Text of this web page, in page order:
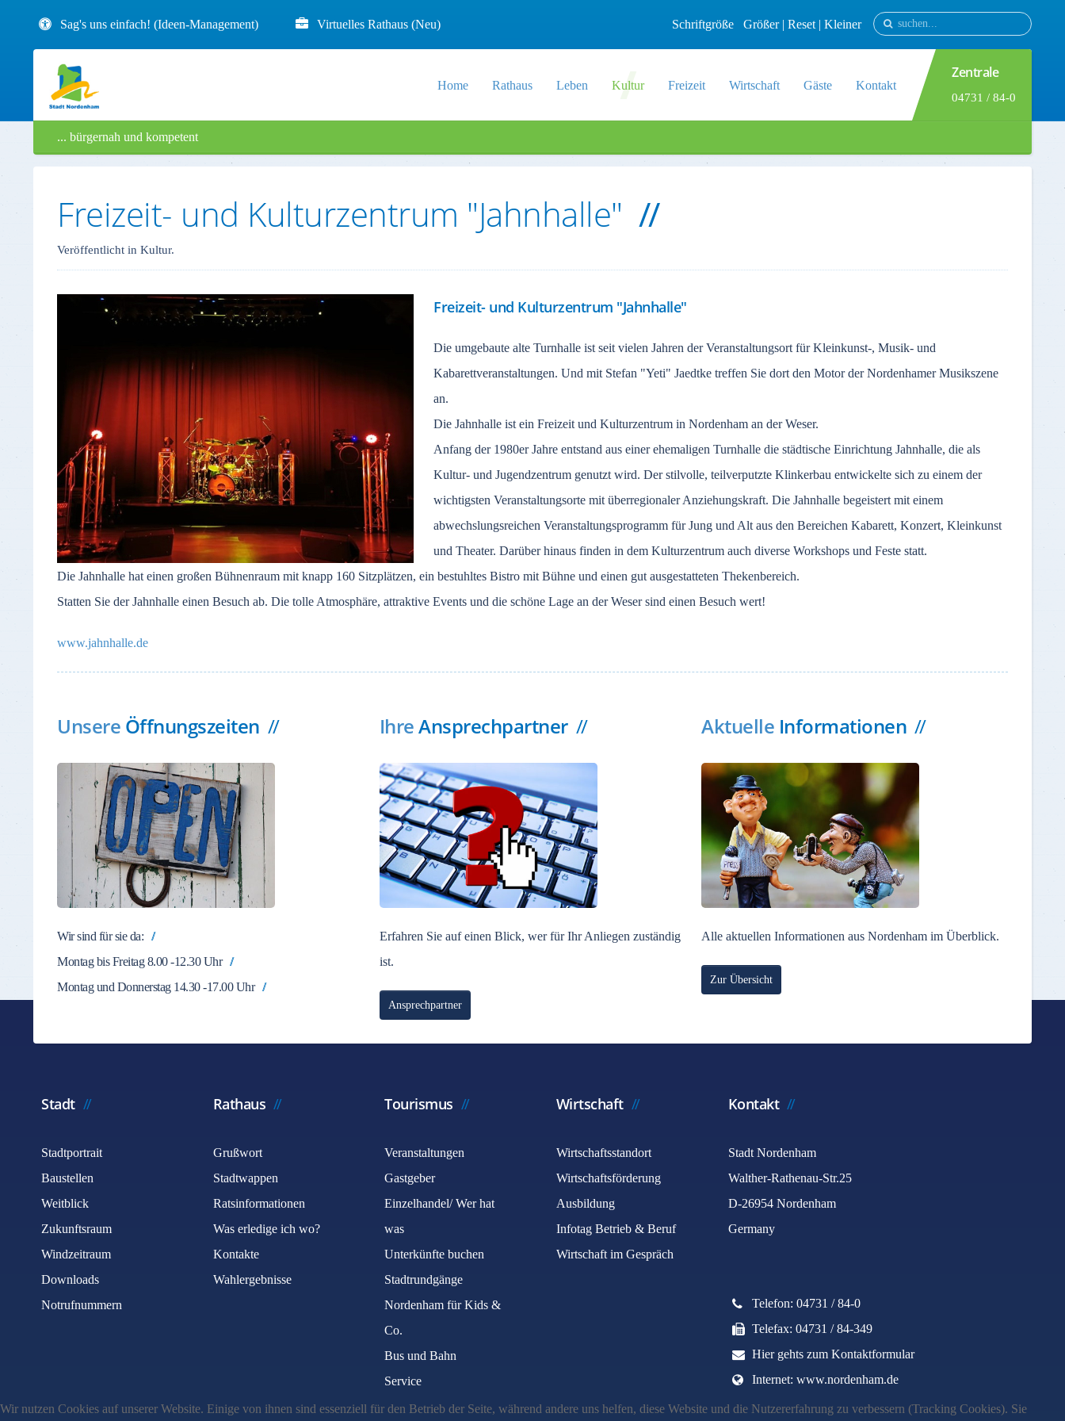
Sag's uns einfach! (Ideen-Management) Virtuelles Rathaus (Neu) Schriftgröße Größer| Reset | Kleiner
Home Rathaus Leben Kultur Freizeit Wirtschaft Gäste Kontakt
Zentrale
04731 / 84-0
... bürgernah und kompetent
Freizeit- und Kulturzentrum "Jahnhalle"
Veröffentlicht in Kultur.
Freizeit- und Kulturzentrum "Jahnhalle"
Die umgebaute alte Turnhalle ist seit vielen Jahren der Veranstaltungsort für Kleinkunst-, Musik- und
Kabarettveranstaltungen. Und mit Stefan "Yeti" Jaedtke treffen Sie dort den Motor der Nordenhamer Musikszene
an.
Die Jahnhalle ist ein Freizeit und Kulturzentrum in Nordenham an der Weser.
Anfang der 1980er Jahre entstand aus einer ehemaligen Turnhalle die städtische Einrichtung Jahnhalle, die als
Kultur- und Jugendzentrum genutzt wird. Der stilvolle, teilverputzte Klinkerbau entwickelte sich zu einem der
wichtigsten Veranstaltungsorte mit überregionaler Anziehungskraft. Die Jahnhalle begeistert mit einem
abwechslungsreichen Veranstaltungsprogramm für Jung und Alt aus den Bereichen Kabarett, Konzert, Kleinkunst
und Theater. Darüber hinaus finden in dem Kulturzentrum auch diverse Workshops und Feste statt.
Die Jahnhalle hat einen großen Bühnenraum mit knapp 160 Sitzplätzen, ein bestuhltes Bistro mit Bühne und einen gut ausgestatteten Thekenbereich.
Statten Sie der Jahnhalle einen Besuch ab. Die tolle Atmosphäre, attraktive Events und die schöne Lage an der Weser sind einen Besuch wert!
www.jahnhalle.de
Unsere Öffnungszeiten
Wir sind für sie da:
Montag bis Freitag 8.00 -12.30 Uhr
Montag und Donnerstag 14.30 -17.00 Uhr
IhreAnsprechpartner
Erfahren Sie auf einen Blick, wer für Ihr Anliegen zuständig
ist.
Ansprechpartner
Aktuelle Informationen
Alle aktuellen Informationen aus Nordenham im Überblick.
Zur Übersicht
Stadt
Stadtportrait
Baustellen
Weitblick
Zukunftsraum
Windzeitraum
Downloads
Notrufnummern
Rathaus
Grußwort
Stadtwappen
Ratsinformationen
Was erledige ich wo?
Kontakte
Wahlergebnisse
Tourismus
Veranstaltungen
Gastgeber
Einzelhandel/ Wer hat
was
Unterkünfte buchen
Stadtrundgänge
Nordenham für Kids &
Co.
Bus und Bahn
Service
Wirtschaft
Wirtschaftsstandort
Wirtschaftsförderung
Ausbildung
Infotag Betrieb & Beruf
Wirtschaft im Gespräch
Kontakt
Stadt Nordenham
Walther-Rathenau-Str.25
D-26954 Nordenham
Germany
Telefon: 04731 / 84-0
Telefax: 04731 / 84-349
Hier gehts zum Kontaktformular
Internet: www.nordenham.de
Wir nutzen Cookies auf unserer Website. Einige von ihnen sind essenziell für den Betrieb der Seite, während andere uns helfen, diese Website und die Nutzererfahrung zu verbessern (Tracking Cookies). Sie